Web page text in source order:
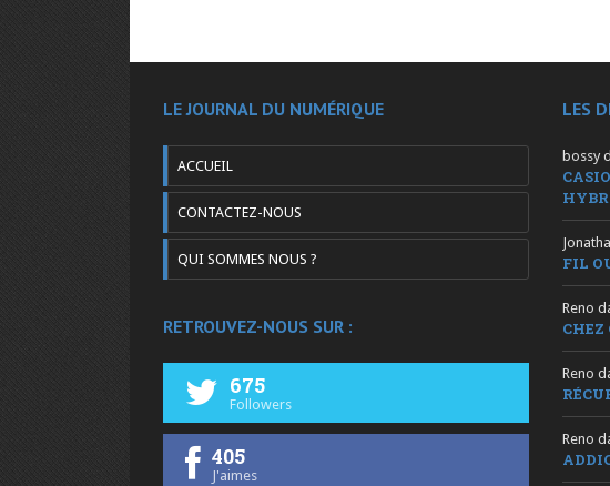
LE JOURNAL DU NUMÉRIQUE
ACCUEIL
CONTACTEZ-NOUS
QUI SOMMES NOUS ?
RETROUVEZ-NOUS SUR :
675
Followers
405
J'aimes
LES
bossy
FIL
Reno
CHEZ
Reno
Reno